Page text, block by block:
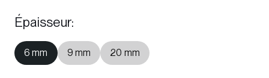
Épaisseur:
6 mm 9 mm 20 mm